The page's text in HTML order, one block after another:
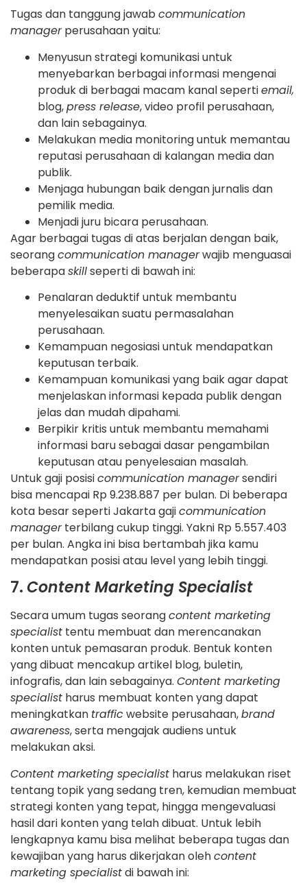
Tugas dan tanggung jawab communication
managerperusahaan yaitu:
Menyusun strategi komunikasi untuk
menyebarkan berbagai informasi mengenai
produk di berbagai macam kanal sepertiemail,
blog,press release, video profil perusahaan,
dan lain sebagainya.
Melakukan media monitoring untuk memantau
reputasi perusahaan di kalangan media dan
publik.
Menjaga hubungan baik dengan jurnalis dan
pemilik media.
Menjadi juru bicara perusahaan.
Agar berbagai tugas di atas berjalan dengan baik,
seorangcommunication managerwajib menguasai
beberapaskillseperti di bawah ini:
Penalaran deduktif untuk membantu
menyelesaikan suatu permasalahan
perusahaan.
Kemampuan negosiasi untuk mendapatkan
keputusan terbaik.
Kemampuan komunikasi yang baik agar dapat
menjelaskan informasi kepada publik dengan
jelas dan mudah dipahami.
Berpikir kritis untuk membantu memahami
informasi baru sebagai dasar pengambilan
keputusan atau penyelesaian masalah.
Untuk gaji posisicommunication managersendiri
bisa mencapai Rp 9.238.887 per bulan. Di beberapa
kota besar seperti Jakarta gajicommunication
managerterbilang cukup tinggi. Yakni Rp 5.557.403
per bulan. Angka ini bisa bertambah jika kamu
mendapatkan posisi atau level yang lebih tinggi.
7. Content Marketing Specialist
Secara umum tugas seorangcontent marketing
specialist tentu membuat dan merencanakan
konten untuk pemasaran produk. Bentuk konten
yang dibuat mencakup artikel blog, buletin,
infografis, dan lain sebagainya. Content marketing
specialist harus membuat konten yang dapat
meningkatkan trafficwebsite perusahaan,brand
awareness, serta mengajak audiens untuk
melakukan aksi.
Content marketing specialist harus melakukan riset
tentang topik yang sedang tren, kemudian membuat
strategi konten yang tepat, hingga mengevaluasi
hasil dari konten yang telah dibuat. Untuk lebih
lengkapnya kamu bisa melihat beberapa tugas dan
kewajiban yang harus dikerjakan olehcontent
marketing specialistdi bawah ini: